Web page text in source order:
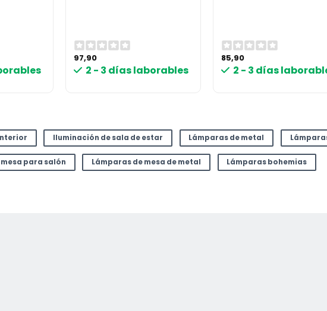
97,90
2 - 3 días laborables
85,90
2 - 3 días
Iluminación de sala de estar Lámparas de metal
para salón Lámparas de mesa de metal Lámparas bohemias